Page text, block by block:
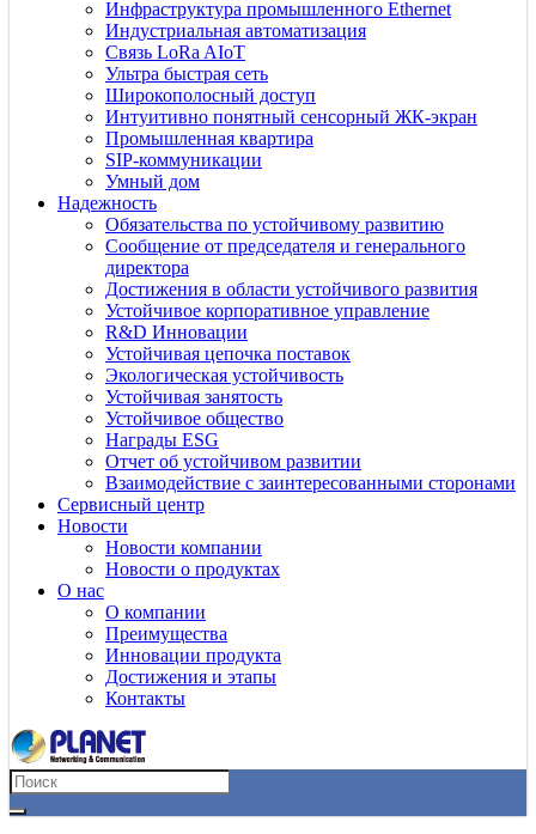
Инфраструктура промышленного Ethernet
Индустриальная автоматизация
Связь LoRa AIoT
Ультра быстрая сеть
Широкополосный доступ
Интуитивно понятный сенсорный ЖК-экран
Промышленная квартира
SIP-коммуникации
Умный дом
Надежность
Обязательства по устойчивому развитию
Сообщение от председателя и генерального
директора
Достижения в области устойчивого развития
Устойчивое корпоративное управление
R&D Инновации
Устойчивая цепочка поставок
Экологическая устойчивость
Устойчивая занятость
Устойчивое общество
Награды ESG
Отчет об устойчивом развитии
Взаимодействие с заинтересованными сторонами
Сервисный центр
Новости
Новости компании
Новости о продуктах
О нас
О компании
Преимущества
Инновации продукта
Достижения и этапы
Контакты